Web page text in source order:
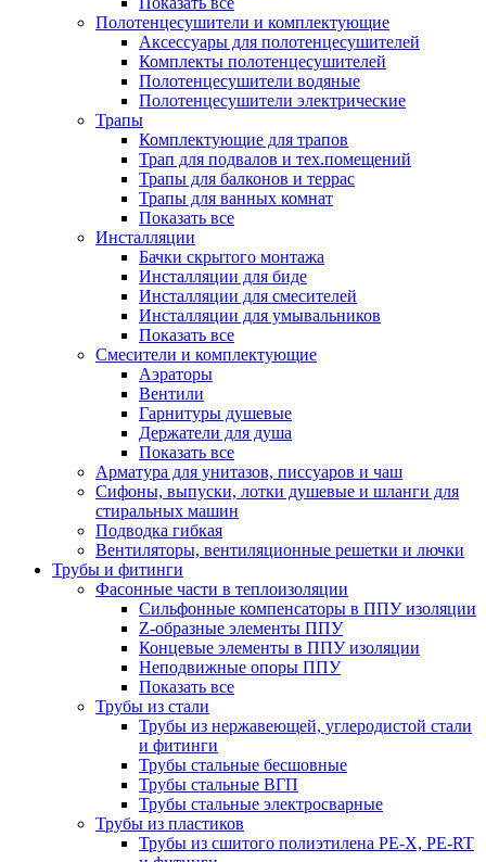
Полотенцесушители и комплектующие
Аксессуары для полотенцесушителей
Комплекты полотенцесушителей
Полотенцесушители водяные
Полотенцесушители электрические
Трапы
Комплектующие для трапов
Трап для подвалов и тех.помещений
Трапы для балконов и террас
Трапы для ванных комнат
Показать все
Инсталляции
Бачки скрытого монтажа
Инсталляции для биде
Инсталляции для смесителей
Инсталляции для умывальников
Показать все
Смесители и комплектующие
Аэраторы
Вентили
Гарнитуры душевые
Держатели для душа
Показать все
Арматура для унитазов, писсуаров и чаш
Сифоны, выпуски, лотки душевые и шланги для
стиральных машин
Подводка гибкая
Вентиляторы, вентиляционные решетки и лючки
Трубы и фитинги
Фасонные части в теплоизоляции
Cильфонные компенсаторы в ППУ изоляции
Z-образные элементы ППУ
Концевые элементы в ППУ изоляции
Неподвижные опоры ППУ
Показать все
Трубы из стали
Трубы из нержавеющей, углеродистой стали
и фитинги
Трубы стальные бесшовные
Трубы стальные ВГП
Трубы стальные электросварные
Трубы из пластиков
Трубы из сшитого полиэтилена PE-X, PE-RT